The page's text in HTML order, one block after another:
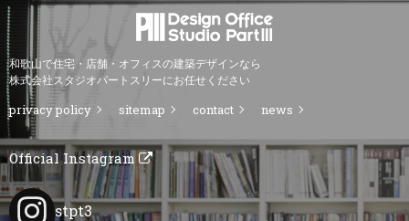
和歌山で住宅・店舗・オフィスの建築デザインなら
株式会社スタジオパートスリーにお任せください
privacy policy sitemap contact news
Official Instagram
stpt3